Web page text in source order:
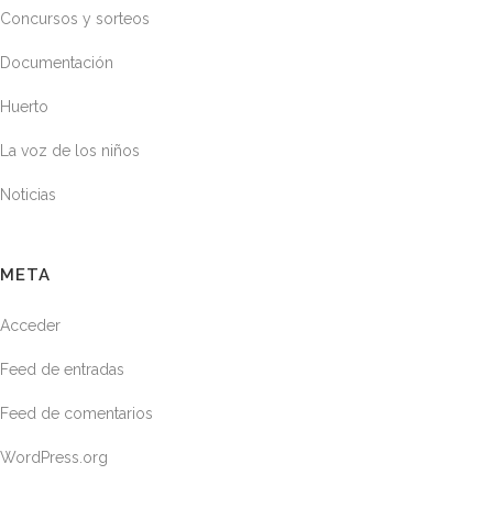
Concursos y sorteos
Documentación
Huerto
La voz de los niños
Noticias
META
Acceder
Feed de entradas
Feed de comentarios
WordPress.org